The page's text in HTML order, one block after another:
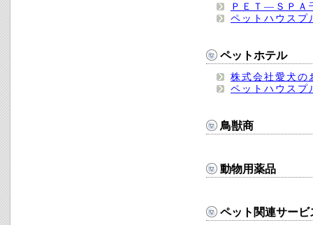
ＰＥＴ―ＳＰＡ
ペットハウスプ
ペットホテル
株式会社愛犬の
ペットハウスプ
鳥獣商
動物用薬品
ペット関連サービ